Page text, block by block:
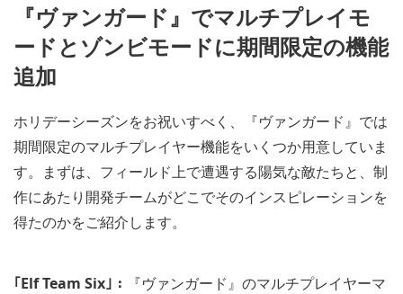
『ヴァンガード』でマルチプレイモ
ードとゾンビモードに期間限定の機能
追加
ホリデーシーズンをお祝いすべく、『ヴァンガード』では
期間限定のマルチプレイヤー機能をいくつか用意していま
す。まずは、フィールド上で遭遇する陽気な敵たちと、制
作にあたり開発チームがどこでそのインスピレーションを
得たのかをご紹介します。
｢Elf Team Six｣：
『ヴァンガード』のマルチプレイヤーマ